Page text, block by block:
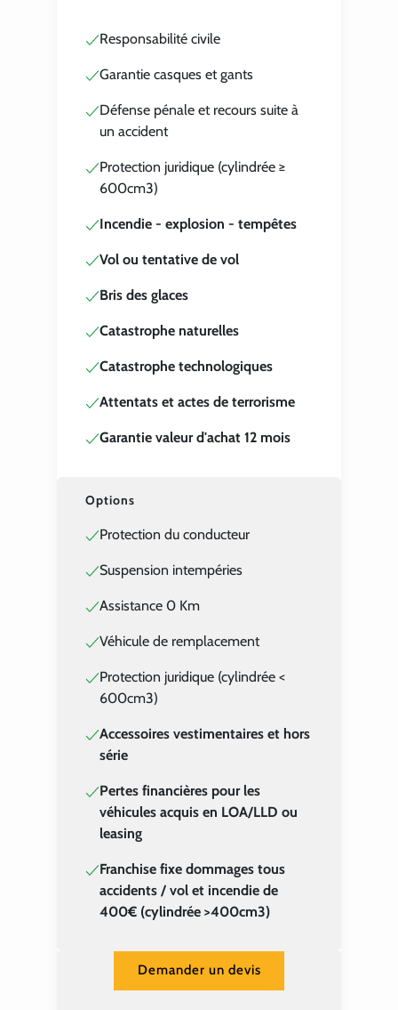
Responsabilité civile
Garantie casques et gants
Défense pénale et recours suite à
un accident
Protection juridique (cylindrée ≥
600cm3)
Incendie - explosion - tempêtes
Vol ou tentative de vol
Bris des glaces
Catastrophe naturelles
Catastrophe technologiques
Attentats et actes de terrorisme
Garantie valeur d'achat 12 mois
Options
Protection du conducteur
Suspension intempéries
Assistance 0 Km
Véhicule de remplacement
Protection juridique (cylindrée <
600cm3)
Accessoires vestimentaires et hors
série
Pertes financières pour les
véhicules acquis en LOA/LLD ou
leasing
Franchise fixe dommages tous
accidents / vol et incendie de
400€ (cylindrée >400cm3)
Demander un devis